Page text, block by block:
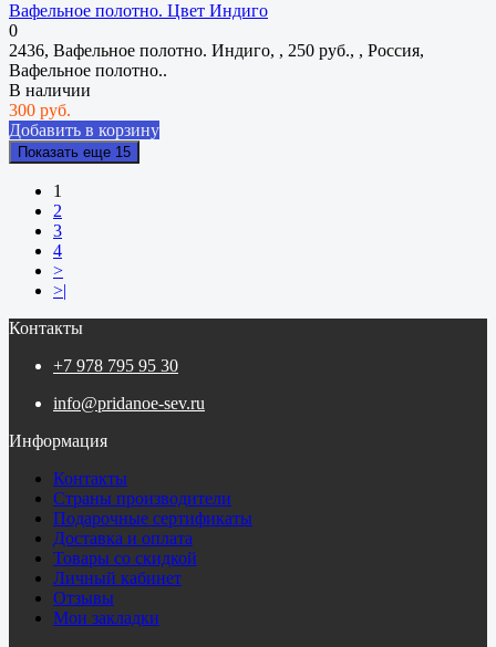
Вафельное полотно. Цвет Индиго
0
2436, Вафельное полотно. Индиго, , 250 руб., , Россия,
Вафельное полотно..
В наличии
300 руб.
Добавить в корзину
Показать еще 15
1
2
3
4
>
>|
Контакты
+7 978 795 95 30
info@pridanoe-sev.ru
Информация
Контакты
Страны производители
Подарочные сертификаты
Доставка и оплата
Товары со скидкой
Личный кабинет
Отзывы
Мои закладки